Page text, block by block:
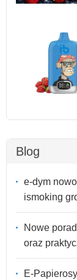
Blog
e-dym
ismoking
Nowe
oraz
E-